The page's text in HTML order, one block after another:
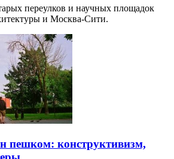
переулков и научных площадок
и Москва-Сити.
пешком: конструктивизм,